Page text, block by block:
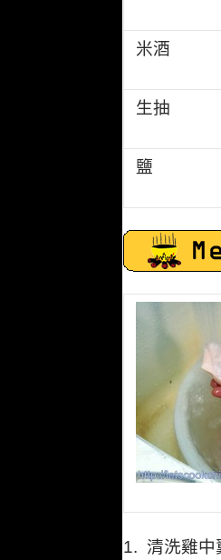
米酒
生抽
鹽
1. 清洗雞中